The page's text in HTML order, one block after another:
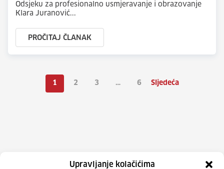
Upravljanje kolačićima
Odsjeku za profesionalno usmjeravanje i obrazovanje
Klara Juranović...
PROČITAJ ČLANAK
1 2 3 … 6 Sljedeća